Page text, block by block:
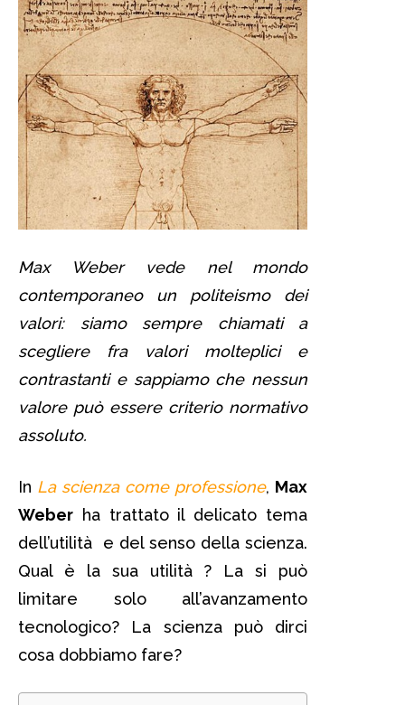
Max Weber vede nel mondo
contemporaneo un politeismo dei
valori: siamo sempre chiamati a
scegliere fra valori molteplici e
contrastanti e sappiamo che nessun
valore può essere criterio normativo
assoluto.
In La scienza come professione, Max
Weber ha trattato il delicato tema
dell’utilità e del senso della scienza.
Qual è la sua utilità ? La si può
limitare solo all’avanzamento
tecnologico? La scienza può dirci
cosa dobbiamo fare?